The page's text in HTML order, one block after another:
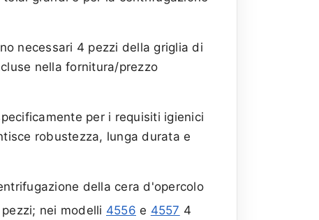
necessari 4 pezzi della griglia di
nella fornitura/prezzo
per i requisiti igienici
robustezza, lunga durata e
della cera d'opercolo
nei modelli 4556 e 4557 4